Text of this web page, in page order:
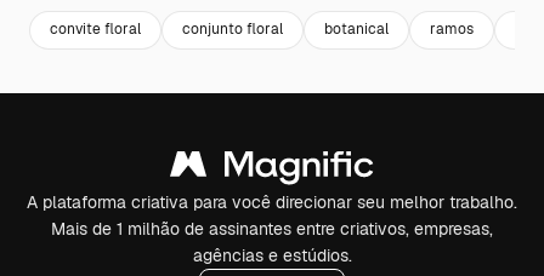
convite floral conjunto floral botanical ramos
A plataforma criativa para você direcionar seu melhor trabalho.
Mais de 1 milhão de assinantes entre criativos, empresas,
agências e estúdios.